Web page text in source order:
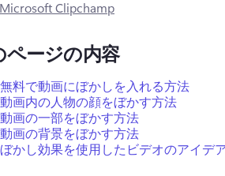
Microsoft Clipchamp
ページの内容
無料で動画にぼかしを入れる方法
動画内の人物の顔をぼかす方法
動画の一部をぼかす方法
動画の背景をぼかす方法
ぼかし効果を使用したビデオのアイデ